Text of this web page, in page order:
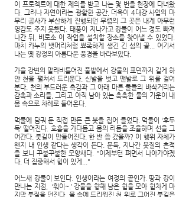
이 프로젝트에 대한 제의를 받고 나는 몇 번을 현장에 다녀왔
다. 그러나 자연이라는 광활한 공간, 더욱이 4대강 사업의 마
무리 공사가 부산하게 진행되던 무렵의 그 곳은 내게 아무런
영감도 주지 못했다. 태풍이 지나가고 강물이 어느 정도 빠져
나간 뒤, 비로소 이 작업을 설치할 장소를 찾아낼 수 있었다.
마치 카누의 뱃머리처럼 뾰족하게 생긴 긴 섬의 끝... 여기서
나는 옛 강정의 아름다운 풍경을 바라보았다.
가을 강변의 말라비틀어진 풀밭에서 강물의 표면까지 길게 하
얀 천을 펼쳐서 드리운다. 신발을 벗고 맨발로 그 위를 걸어
본다. 천의 부드러운 촉감과 그 아래 마른 풀들의 바삭거리는
감촉과 소리들, 그리고 아직 남아 있는 축축한 물의 기운이 내
몸 속으로 차례로 들어온다.
먹물에 담궈 둔 직접 만든 큰 붓을 집어 들었다. 먹물이 ‘후두
둑’ 떨어진다. 호흡을 가다듬고 몸의 리듬을 조율하며 선을 그
어간다. 붓길이 만들어진다. 한 반 쯤 갔을까? 이 행위 자체가
왠지 내 인생 같다는 생각이 든다. 문득, 지나간 붓질의 흔적
을 보니 꾸불꾸불한 모양새다. "이제부턴 펴면서 나아가야겠
다. 더 집중해서 힘이 있게..."
어느새 강물이 보인다. 인생이라는 여정의 끝인가. 땅과 강이
만나는 지점, ‘훠이~.’ 강물을 향해 남은 힘을 모아 힘차게 마
지막 붓질을 던진다. 물 속에 드리워진 천 위로 그어진 붓길은